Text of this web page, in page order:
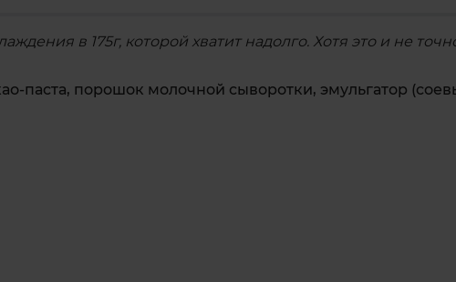
в 175г, которой хватит надолго. Хотя это и не
паста, порошок молочной сыворотки, эмульгатор